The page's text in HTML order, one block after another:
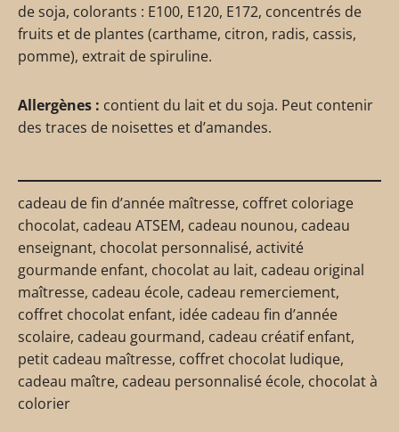
de soja, colorants : E100, E120, E172, concentrés de
fruits et de plantes (carthame, citron, radis, cassis,
pomme), extrait de spiruline.
Allergènes : contient du lait et du soja. Peut contenir
des traces de noisettes et d’amandes.
cadeau de fin d’année maîtresse, coffret coloriage
chocolat, cadeau ATSEM, cadeau nounou, cadeau
enseignant, chocolat personnalisé, activité
gourmande enfant, chocolat au lait, cadeau original
maîtresse, cadeau école, cadeau remerciement,
coffret chocolat enfant, idée cadeau fin d’année
scolaire, cadeau gourmand, cadeau créatif enfant,
petit cadeau maîtresse, coffret chocolat ludique,
cadeau maître, cadeau personnalisé école, chocolat à
colorier